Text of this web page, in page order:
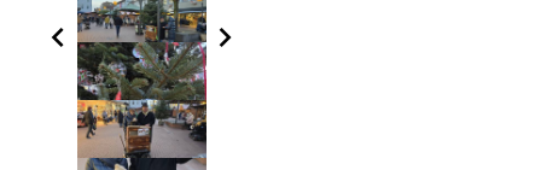
chevron_left chevron_right